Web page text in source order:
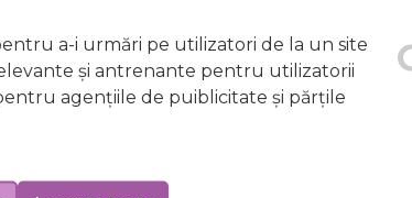
a-i urmări pe utilizatori de la un site
şi antrenante pentru utilizatorii
agenţiile de puiblicitate şi părţile